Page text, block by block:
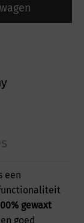
een
gewaxt
goed